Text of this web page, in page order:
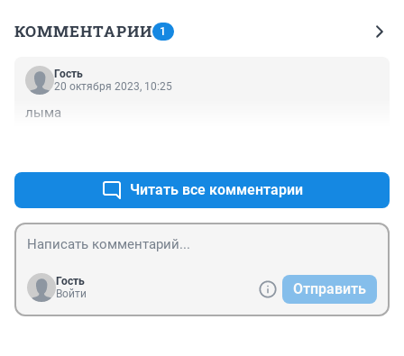
КОММЕНТАРИИ 1
Гость
20 октября 2023, 10:25
лыма
Читать все комментарии
Гость
Войти
Отправить